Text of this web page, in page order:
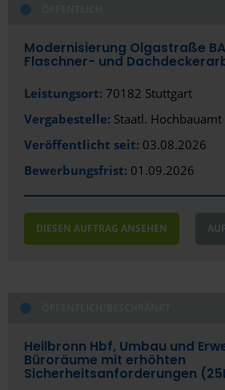
Bocholt
Bochum
Bottrop
Brackenheim
Braunschweig
Celle
Modernisierung Olgastraße
Flaschner- und
Leistungsort: 70182 Stuttgart
Vergabestelle: Staatl.
Veröffentlicht seit: 03.08.2026
Bewerbungsfrist: 01.09.2026
DIESEN AUFTRAG ANSEHEN
Heilbronn Hbf, Umbau und
Büroräume mit erhöhten
Sicherheitsanforderungen